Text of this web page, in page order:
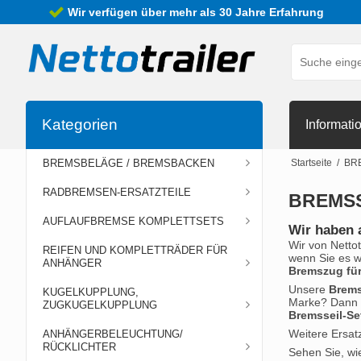
Wir verfügen über mehr als 30 Jahre Erfahrung
Kategorien
BREMSBELÄGE / BREMSBACKEN
RADBREMSEN-ERSATZTEILE
AUFLAUFBREMSE KOMPLETTSETS
REIFEN UND KOMPLETTRÄDER FÜR
ANHÄNGER
KUGELKUPPLUNG,
ZUGKUGELKUPPLUNG
ANHÄNGERBELEUCHTUNG/
RÜCKLICHTER
Startseite /
Wir haben
Wir von
wenn Sie es
Bremszug
Unsere
Marke?
Bremsseil-
Weitere
Sehen Sie,